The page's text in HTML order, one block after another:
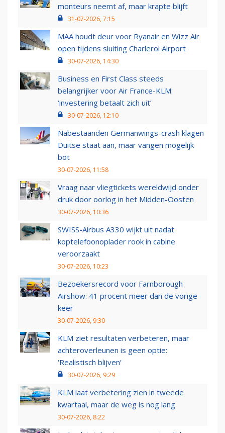
monteurs neemt af, maar krapte blijft
31-07-2026, 7:15
MAA houdt deur voor Ryanair en Wizz Air
open tijdens sluiting Charleroi Airport
30-07-2026, 14:30
Business en First Class steeds
belangrijker voor Air France-KLM:
‘investering betaalt zich uit’
30-07-2026, 12:10
Nabestaanden Germanwings-crash klagen
Duitse staat aan, maar vangen mogelijk
bot
30-07-2026, 11:58
Vraag naar vliegtickets wereldwijd onder
druk door oorlog in het Midden-Oosten
30-07-2026, 10:36
SWISS-Airbus A330 wijkt uit nadat
koptelefoonoplader rook in cabine
veroorzaakt
30-07-2026, 10:23
Bezoekersrecord voor Farnborough
Airshow: 41 procent meer dan de vorige
keer
30-07-2026, 9:30
KLM ziet resultaten verbeteren, maar
achteroverleunen is geen optie:
‘Realistisch blijven’
30-07-2026, 9:29
KLM laat verbetering zien in tweede
kwartaal, maar de weg is nog lang
30-07-2026, 8:22